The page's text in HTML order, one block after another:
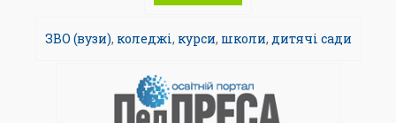
ЗВО (вузи), коледжі, курси, школи, дитячі сади